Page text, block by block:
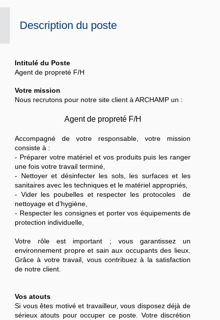
Description du poste
Intitulé du Poste
Agent de propreté F/H
Votre mission
Nous recrutons pour notre site client à ARCHAMP un :
Agent de propreté F/H
Accompagné de votre responsable, votre mission
consiste à :
- Préparer votre matériel et vos produits puis les ranger
une fois votre travail terminé,
- Nettoyer et désinfecter les sols, les surfaces et les
sanitaires avec les techniques et le matériel appropriés,
- Vider les poubelles et respecter les protocoles de
nettoyage et d’hygiène,
- Respecter les consignes et porter vos équipements de
protection individuelle,
Votre rôle est important ; vous garantissez un
environnement propre et sain aux occupants des lieux.
Grâce à votre travail, vous contribuez à la satisfaction
de notre client.
Vos atouts
Si vous êtes motivé et travailleur, vous disposez déjà de
sérieux atouts pour occuper ce poste. Votre discrétion